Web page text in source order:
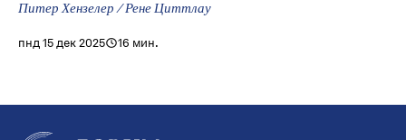
Питер Хензелер / Рене Циттлау
пнд 15 дек 2025 16 мин.